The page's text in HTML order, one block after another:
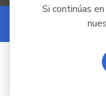
Si continúas